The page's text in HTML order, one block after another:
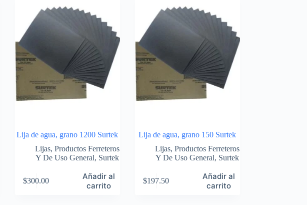
Lija de agua, grano 1200 Surtek
Lijas,Productos Ferreteros
Y De Uso General, Surtek
$300.00
Añadir al
carrito
Lija de agua, grano 150 Surtek
Lijas,Productos Ferreteros
Y De Uso General, Surtek
$197.50
Añadir al
carrito